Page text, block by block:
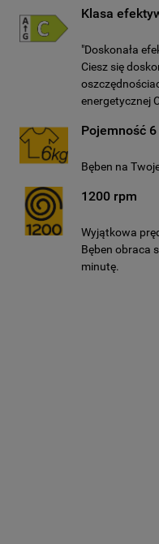
Klasa
"Doskonała
Ciesz się
energetycznej
Pojemność 6
Bęben na
1200 rpm
Wyjątkowa
Bęben obraca
minutę.